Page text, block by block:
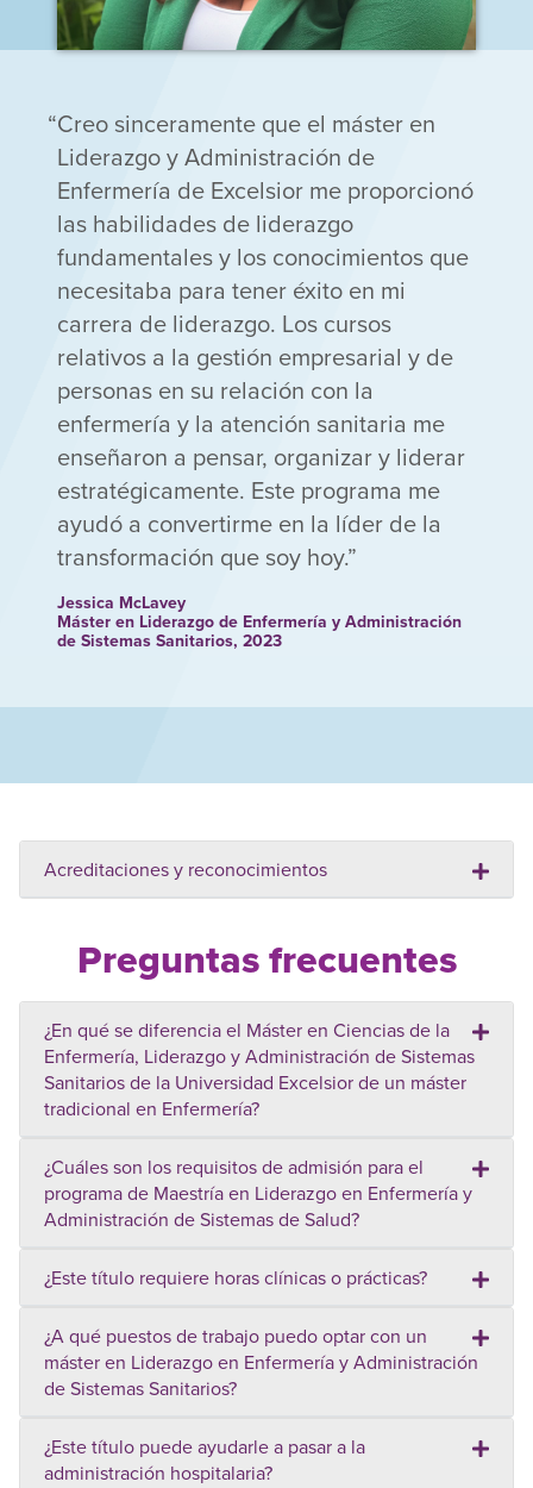
Creo sinceramente que el máster en
Liderazgo y Administración de
Enfermería de Excelsior me proporcionó
las habilidades de liderazgo
fundamentales y los conocimientos que
necesitaba para tener éxito en mi
carrera de liderazgo. Los cursos
relativos a la gestión empresarial y de
personas en su relación con la
enfermería y la atención sanitaria me
enseñaron a pensar, organizar y liderar
estratégicamente. Este programa me
ayudó a convertirme en la líder de la
transformación que soy hoy.
Jessica McLavey
Máster en Liderazgo de Enfermería y Administración
de Sistemas Sanitarios, 2023
Acreditaciones y reconocimientos
Preguntas frecuentes
¿En qué se diferencia el Máster en Ciencias de la
Enfermería, Liderazgo y Administración de Sistemas
Sanitarios de la Universidad Excelsior de un máster
tradicional en Enfermería?
¿Cuáles son los requisitos de admisión para el
programa de Maestría en Liderazgo en Enfermería y
Administración de Sistemas de Salud?
¿Este título requiere horas clínicas o prácticas?
¿A qué puestos de trabajo puedo optar con un
máster en Liderazgo en Enfermería y Administración
de Sistemas Sanitarios?
¿Este título puede ayudarle a pasar a la
administración hospitalaria?